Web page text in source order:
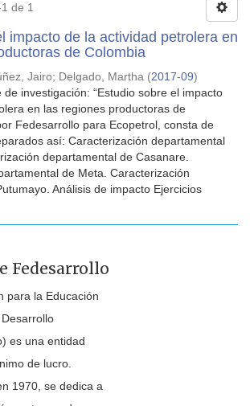
de 1
impacto de la actividad petrolera en
de Colombia
Jairo; Delgado, Martha (2017-09)
de investigación: “Estudio sobre el impacto
en las regiones productoras de
Fedesarrollo para Ecopetrol, consta de
así: Caracterización departamental
departamental de Casanare.
de Meta. Caracterización
Análisis de impacto Ejercicios
Fedesarrollo
para la Educación
es una entidad
de lucro.
1970, se dedica a